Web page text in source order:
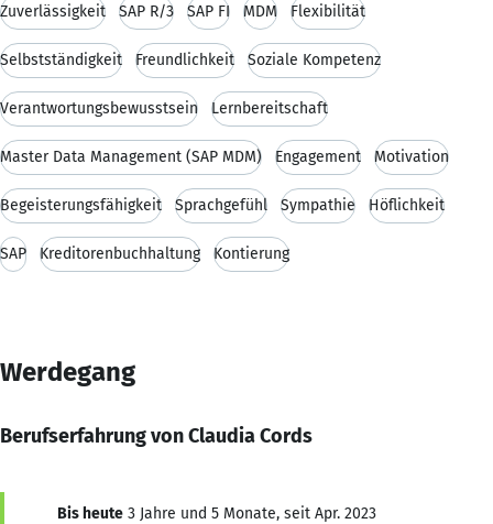
Zuverlässigkeit SAP R/3 SAP FI MDM Flexibilität
Selbstständigkeit Freundlichkeit Soziale Kompetenz
Verantwortungsbewusstsein Lernbereitschaft
Master Data Management (SAP MDM) Engagement Motivation
Begeisterungsfähigkeit Sprachgefühl Sympathie Höflichkeit
SAP Kreditorenbuchhaltung Kontierung
Werdegang
Berufserfahrung von Claudia Cords
Bis heute 3 Jahre und 5 Monate, seit Apr. 2023